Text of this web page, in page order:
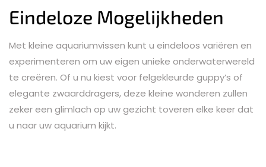
Eindeloze Mogelijkheden
Met kleine aquariumvissen kunt u eindeloos variëren en
experimenteren om uw eigen unieke onderwaterwereld
te creëren. Of u nu kiest voor felgekleurde guppy’s of
elegante zwaarddragers, deze kleine wonderen zullen
zeker een glimlach op uw gezicht toveren elke keer dat
u naar uw aquarium kijkt.